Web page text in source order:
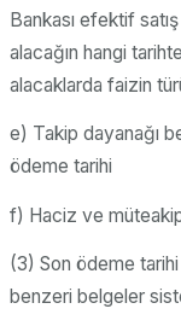
Bankası efektif satış
alacağın hangi
alacaklarda faizin
e) Takip dayanağı
ödeme tarihi
f) Haciz ve
(3) Son ödeme
benzeri belgeler